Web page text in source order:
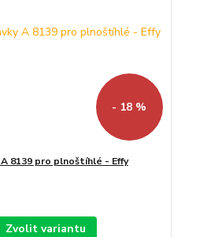
- 18 %
8139 pro plnoštíhlé - Effy
Zvolit variantu